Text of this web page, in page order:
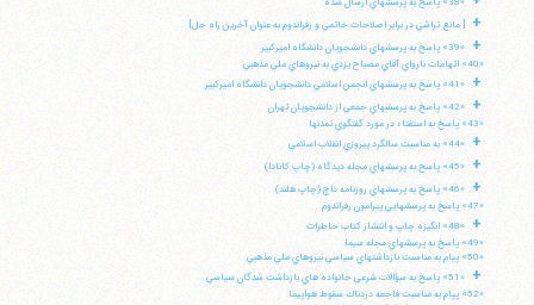
+ [ مانع تراشي در برابر اصلاحات خاتمي و رفراندوم به عنوان آخرين راه حل]
+
«39» پاسخ به پرسشهاي دانشجويان دانشگاه اميركبير
«40» اتهامات نارواي آقاي مصباح يزدي به نيروهاي ملي مذهبي
+ «41» پاسخ به پرسشهاي انجمن اسلامي دانشجويان دانشگاه اميركبير
+
«42» پاسخ به پرسشهاي جمعي از دانشجويان تهران
«43» پاسخ به استفتاء در مورد گفتگوي تمدنها
+ «44» به مناسبت سالگرد پيروزي انقلاب اسلامي
+ «45» پاسخ به پرسشهاي مجله ديدگاه (چاپ كانادا)
+
«46» پاسخ به پرسشهاي روزنامه داچ (چاپ هلند)
«47» پاسخ به پرسشهايي پيرامون رفراندوم
+
«48» انگيزه چاپ و انتشار كتاب خاطرات
«49» پاسخ به پرسشهاي مجله سيما
«50» پيام به مناسبت بازداشتهاي سياسي نيروهاي ملي مذهبي
+
«51» پاسخ به سؤالات شرعي خانواده هاي بازداشت شدگان سياسي
«52» پپام به مناسبت فاجعه دردناك سقوط هواپيما